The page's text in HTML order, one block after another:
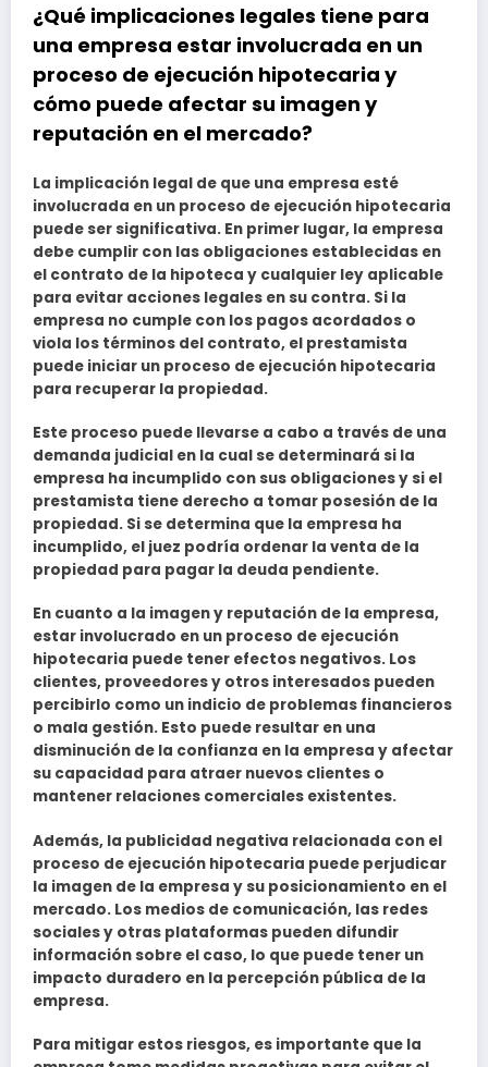
¿Qué implicaciones legales tiene para
una empresa estar involucrada en un
proceso de ejecución hipotecaria y
cómo puede afectar su imagen y
reputación en el mercado?
La implicación legal de que una empresa esté
involucrada en un proceso de ejecución hipotecaria
puede ser significativa. En primer lugar, la empresa
debe cumplir con las obligaciones establecidas en
el contrato de la hipoteca y cualquier ley aplicable
para evitar acciones legales en su contra. Si la
empresa no cumple con los pagos acordados o
viola los términos del contrato, el prestamista
puede iniciar un proceso de ejecución hipotecaria
para recuperar la propiedad.
Este proceso puede llevarse a cabo a través de una
demanda judicial en la cual se determinará si la
empresa ha incumplido con sus obligaciones y si el
prestamista tiene derecho a tomar posesión de la
propiedad. Si se determina que la empresa ha
incumplido, el juez podría ordenar la venta de la
propiedad para pagar la deuda pendiente.
En cuanto a la imagen y reputación de la empresa,
estar involucrado en un proceso de ejecución
hipotecaria puede tener efectos negativos. Los
clientes, proveedores y otros interesados pueden
percibirlo como un indicio de problemas financieros
o mala gestión. Esto puede resultar en una
disminución de la confianza en la empresa y afectar
su capacidad para atraer nuevos clientes o
mantener relaciones comerciales existentes.
Además, la publicidad negativa relacionada con el
proceso de ejecución hipotecaria puede perjudicar
la imagen de la empresa y su posicionamiento en el
mercado. Los medios de comunicación, las redes
sociales y otras plataformas pueden difundir
información sobre el caso, lo que puede tener un
impacto duradero en la percepción pública de la
empresa.
Para mitigar estos riesgos, es importante que la